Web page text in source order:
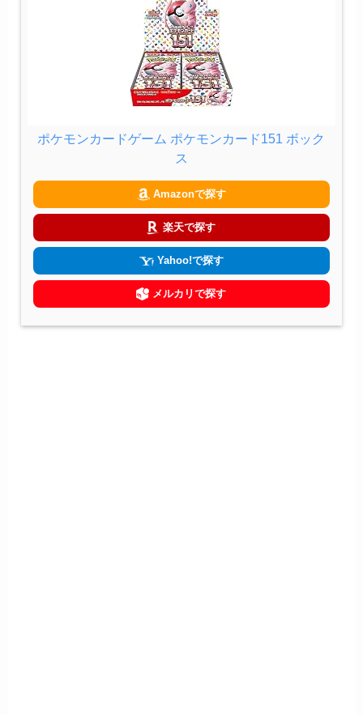
ポケモンカードゲーム ポケモンカード151 ボック
ス
Amazonで探す
楽天で探す
Yahoo!で探す
メルカリで探す